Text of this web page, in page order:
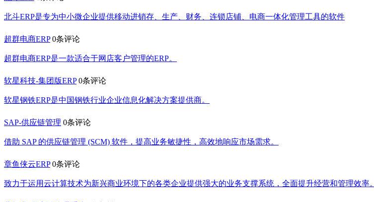
北斗ERP是专为中小微企业提供移动进销存、生产、财务、连锁店铺、电商一体化管理工具的软件
超群电商ERP 0条评论
超群电商ERP是一款适合于网店客户管理的ERP。
软星科技-集团版ERP 0条评论
软星钢铁ERP是中国钢铁行业企业信息化解决方案提供商。
SAP-供应链管理 0条评论
借助 SAP 的供应链管理 (SCM) 软件，提高业务敏捷性，高效地响应市场需求。
章鱼侠云ERP 0条评论
致力于运用云计算技术为新兴商业环境下的各类企业提供强大的业务支撑系统，全面提升经营和管理效率。